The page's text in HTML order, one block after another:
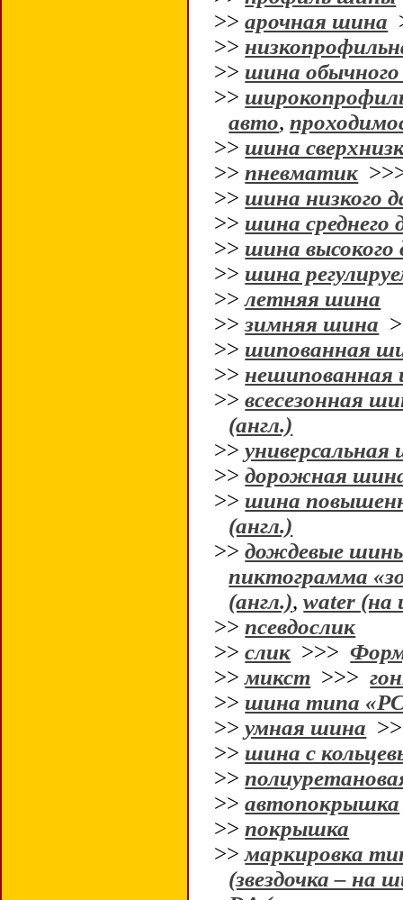
>>арочная шина
>>
>> шина
>>
авто,
>> шина
>>пневматик
>> шина низкого
>> шина среднего
>> шина высокого
>> шина
>>летняя шина
>>зимняя шина
>> шипованная
>> нешипованная
>>всесезонная
(англ.)
>>
>>дорожная
>> шина
(англ.)
>>дождевые
пиктограмма
(англ.),water (на
>>псевдослик
>>слик >>>
>>микст >>>
>> шина типа
>>умная шина
>> шина с
>>
>>автопокрышка
>>покрышка
>>маркировка
(звездочка – на